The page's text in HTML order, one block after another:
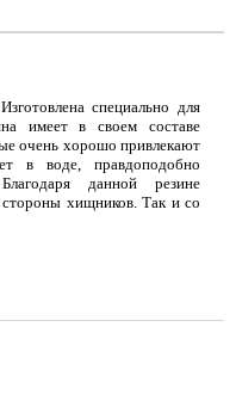
специально для
имеет в своем составе
очень хорошо привлекают
в воде, правдоподобно
данной резине
стороны хищников. Так и со